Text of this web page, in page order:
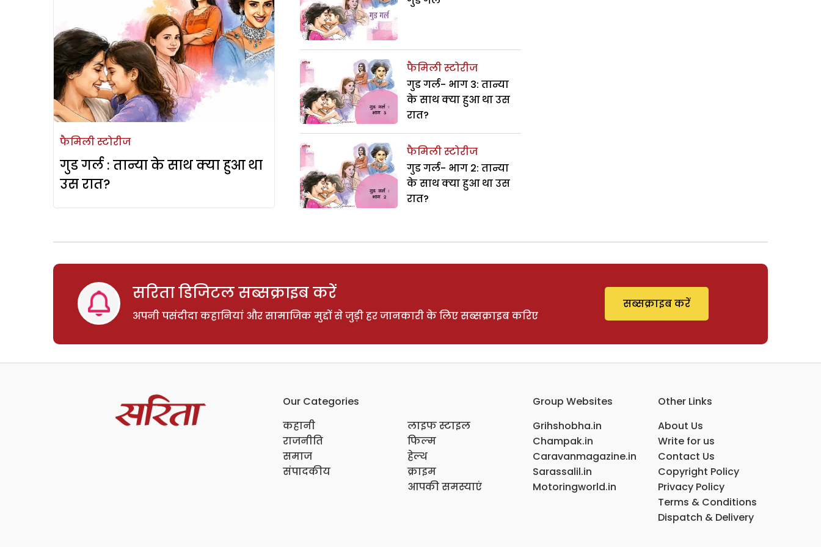
फैमिली स्टोरीज
गुड गर्ल : तान्या के साथ क्या हुआ था
उस रात?
फैमिली स्टोरीज
गुड गर्ल- भाग 3: तान्या
के साथ क्या हुआ था उस
रात?
फैमिली स्टोरीज
गुड गर्ल- भाग 2: तान्या
के साथ क्या हुआ था उस
रात?
सरिता डिजिटल सब्सक्राइब करें
अपनी पसंदीदा कहानियां और सामाजिक मुद्दों से जुड़ी हर जानकारी के लिए सब्सक्राइब करिए
सब्सक्राइब करें
Our Categories
कहानी
राजनीति
समाज
संपादकीय
लाइफ स्टाइल
फिल्म
हेल्थ
क्राइम
आपकी समस्याएं
Group Websites
Grihshobha.in
Champak.in
Caravanmagazine.in
Sarassalil.in
Motoringworld.in
Other Links
About Us
Write for us
Contact Us
Copyright Policy
Privacy Policy
Terms & Conditions
Dispatch & Delivery